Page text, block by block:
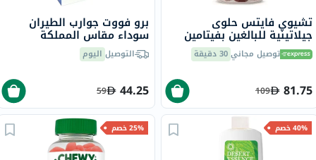
تشيوي فايتس حلوى
جيلاتينية للبالغين بفيتامين
D3 ـ 1000 وحدة دولية، بقوة
إضافيةتوصيل مجاني30 دقيقة
81.75
109
برو فووت جوارب الطيران
سوداء مقاس المملكة
المتحدة 8-11، زوج واحد
P72002/2
التوصيل اليوم
44.25
59
40% خصم 25% خصم